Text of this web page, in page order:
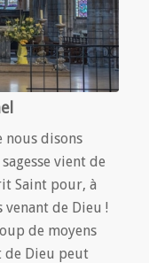
nous disons
vient de
Saint pour, à
de Dieu !
de moyens
de Dieu peut